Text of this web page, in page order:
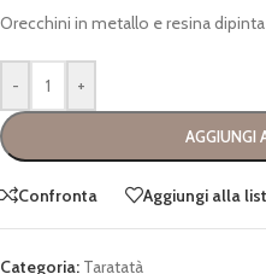
Orecchini in metallo e resina
- +
AGGIUNGI
Confronta Aggiungi alla
Categoria: Taratatà